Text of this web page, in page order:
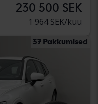
230 500 SEK
1 964 SEK/kuu
37 Pakkumised